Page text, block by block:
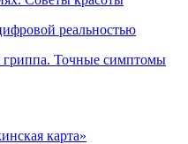
реальностью
гриппа. Точные симптомы
карта»